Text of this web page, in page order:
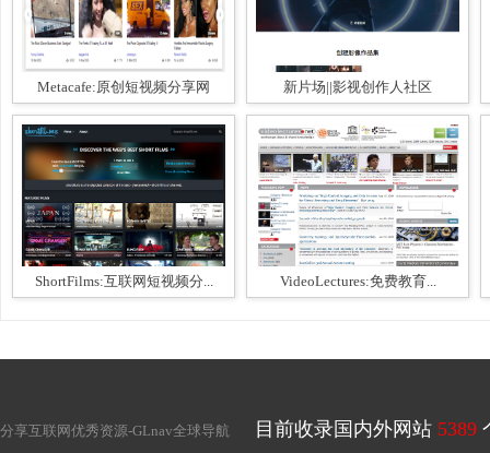
Metacafe:原创短视频分享网 新片场||影视创作人社区
ShortFilms:互联网短视频分... VideoLectures:免费教育...
分享互联网优秀资源-GLnav全球导航 目前收录国内外网站 5389